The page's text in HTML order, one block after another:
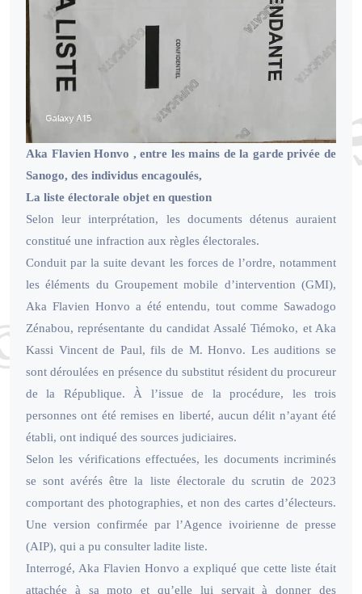
Aka Flavien Honvo , entre les mains de la garde privée de
Sanogo, des individus encagoulés,
La liste électorale objet en question
Selon leur interprétation, les documents détenus auraient
constitué une infraction aux règles électorales.
Conduit par la suite devant les forces de l’ordre, notamment
les éléments du Groupement mobile d’intervention (GMI),
Aka Flavien Honvo a été entendu, tout comme Sawadogo
Zénabou, représentante du candidat Assalé Tiémoko, et Aka
Kassi Vincent de Paul, fils de M. Honvo. Les auditions se
sont déroulées en présence du substitut résident du procureur
de la République. À l’issue de la procédure, les trois
personnes ont été remises en liberté, aucun délit n’ayant été
établi, ont indiqué des sources judiciaires.
Selon les vérifications effectuées, les documents incriminés
se sont avérés être la liste électorale du scrutin de 2023
comportant des photographies, et non des cartes d’électeurs.
Une version confirmée par l’Agence ivoirienne de presse
(AIP), qui a pu consulter ladite liste.
Interrogé, Aka Flavien Honvo a expliqué que cette liste était
attachée à sa moto et qu’elle lui servait à donner des